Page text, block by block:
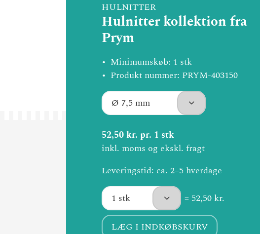
HULNITTER
Hulnitter kollektion fra
Prym
Minimumskøb: 1 stk
Produkt nummer: PRYM-403150
52,50 kr. pr. 1 stk
inkl. moms og ekskl. fragt
Leveringstid: ca. 2–5 hverdage
= 52,50 kr.
LÆG I INDKØBSKURV